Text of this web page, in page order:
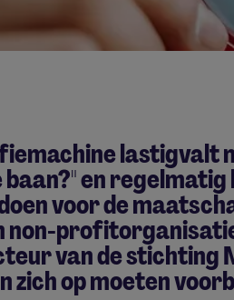
lastigvalt
en
voor de
non-
van de stichting
zich op moeten